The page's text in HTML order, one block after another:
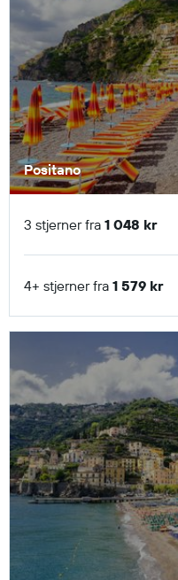
Positano
3 stjerner fra 1 048 kr
4+ stjerner fra 1 579 kr